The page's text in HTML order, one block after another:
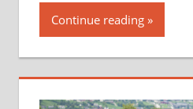
Continue reading